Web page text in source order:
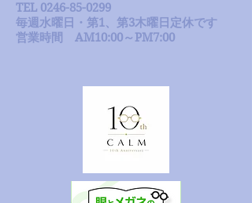
TEL 0246-85-0299
毎週水曜日・第1、第3木曜日定休です
​営業時間 AM10:00～PM7:00